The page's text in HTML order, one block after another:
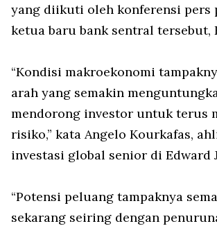
yang diikuti oleh konferensi pers
ketua baru bank sentral tersebut,
“Kondisi makroekonomi
arah yang semakin
mendorong investor untuk terus
risiko,” kata Angelo Kourkafas,
investasi global senior di Edward
“Potensi peluang tampaknya
sekarang seiring dengan